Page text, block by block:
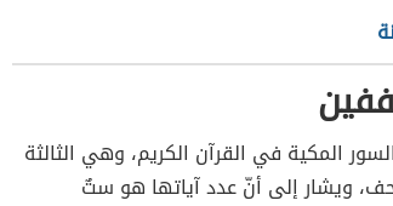
المكية في القرآن الكريم، وهي الثالثة
ويشار إلى أنّ عدد آياتها هو ستٌ